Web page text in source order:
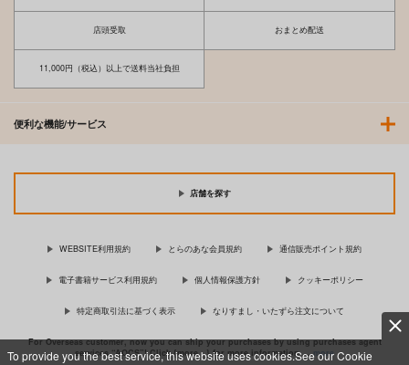
To provide you the best service, this website uses cookies.See our Cookie
店頭受取 おまとめ配送
11,000円（税込）以上で送料当社負担
便利な機能/サービス
店舗を探す
WEBSITE利用規約 とらのあな会員規約 通信販売ポイント規約
電子書籍サービス利用規約 個人情報保護方針 クッキーポリシー
特定商取引法に基づく表示 なりすまし・いたずら注文について
For Overseas customer, now you can ship your purchases by using purchases agent
services “AOCS”! Click {more…} for more information …more